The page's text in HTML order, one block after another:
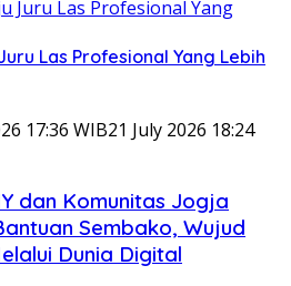
Las Profesional Yang Lebih
17:36 WIB21 July 2026 18:24
dan Komunitas Jogja
Sembako, Wujud
Dunia Digital